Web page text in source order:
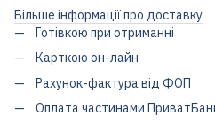
Більше інформації про доставку
Готівкою при отриманні
Карткою он-лайн
Рахунок-фактура від ФОП
Оплата частинами